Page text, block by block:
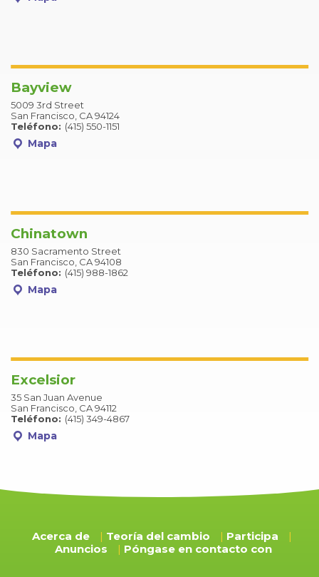
Bayview
5009 3rd Street
San Francisco, CA 94124
Teléfono: (415) 550-1151
Mapa
Chinatown
830 Sacramento Street
San Francisco, CA 94108
Teléfono: (415) 988-1862
Mapa
Excelsior
35 San Juan Avenue
San Francisco, CA 94112
Teléfono: (415) 349-4867
Mapa
Acerca de Teoría del cambio
Participa
Anuncios
Póngase en contacto con